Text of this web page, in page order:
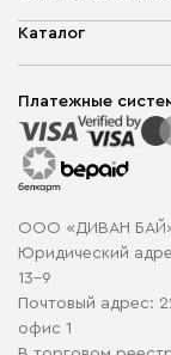
О компании
Способы оплаты
Рассрочка и кредит
Гарантия
Карта сайта
Политика
Политика в
Каталог
Корпусная мебель
Распродажа
Платежные
ООО «ДИВАН
Юридический
13-9
Почтовый адрес:
офис 1